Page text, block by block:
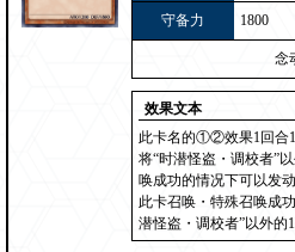
守备力 1800
念
效果文本
此卡名的①②效果1回合
将“时潜怪盗・调校者”
唤成功的情况下可以发
此卡召唤・特殊召唤成
潜怪盗・调校者”以外的